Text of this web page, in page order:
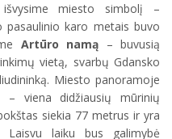
miesto simbolį –
pasaulinio karo metais buvo
Artūro namą – buvusią
vietą, svarbų Gdansko
Miesto panoramoje
– viena didžiausių mūrinių
siekia 77 metrus ir yra
Laisvu laiku bus galimybė